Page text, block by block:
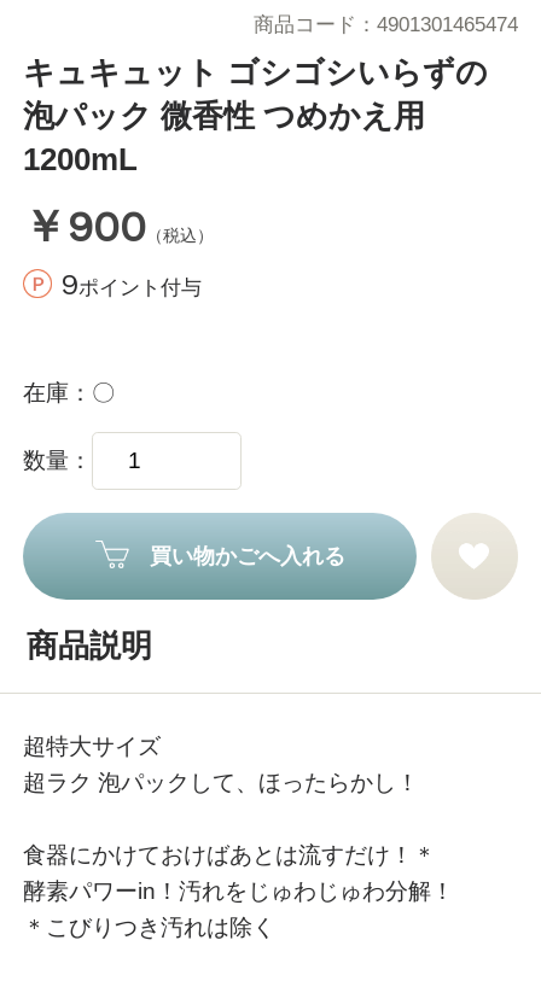
キュキュット ゴシゴシいらずの
泡パック 微香性 つめかえ用
1200mL
￥900 （税込）
9ポイント付与
商品コード 4901301465474
在庫 〇
数量
買い物かごへ入れる
商品説明
超特大サイズ
超ラク 泡パックして、ほったらかし！
食器にかけておけばあとは流すだけ！＊
酵素パワーin！汚れをじゅわじゅわ分解！
＊こびりつき汚れは除く